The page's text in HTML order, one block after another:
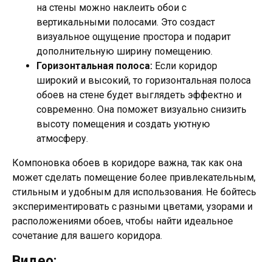
на стены можно наклеить обои с
вертикальными полосами. Это создаст
визуальное ощущение простора и подарит
дополнительную ширину помещению.
Горизонтальная полоса: Если коридор
широкий и высокий, то горизонтальная полоса
обоев на стене будет выглядеть эффектно и
современно. Она поможет визуально снизить
высоту помещения и создать уютную
атмосферу.
Компоновка обоев в коридоре важна, так как она
может сделать помещение более привлекательным,
стильным и удобным для использования. Не бойтесь
экспериментировать с разными цветами, узорами и
расположениями обоев, чтобы найти идеальное
сочетание для вашего коридора.